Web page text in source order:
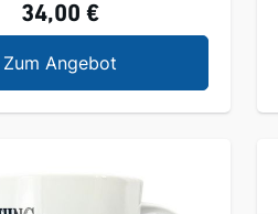
34,00 €
Zum Angebot